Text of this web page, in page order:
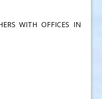
WITH OFFICES IN